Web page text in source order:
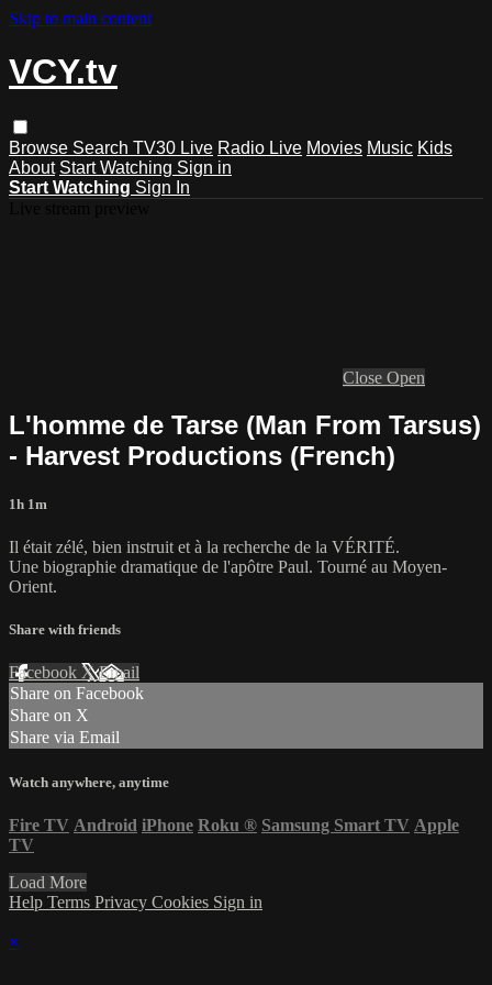
Skip to main content
VCY.tv
Browse Search TV30 Live Radio Live Movies Music Kids
About Start Watching Sign in
Start Watching Sign In
Close Open
L'homme de Tarse (Man From Tarsus)
- Harvest Productions (French)
1h 1m
Il était zélé, bien instruit et à la recherche de la VÉRITÉ.
Une biographie dramatique de l'apôtre Paul. Tourné au Moyen-
Orient.
Share with friends
Facebook XEmail
Share on Facebook
Share on X
Share via Email
Watch anywhere, anytime
Fire TV Android iPhone Roku ® Samsung Smart TV Apple
TV
Load More
Help Terms Privacy Cookies Sign in
×